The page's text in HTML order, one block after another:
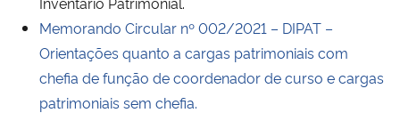
Memorando Circular nº 002/2021 – DIPAT –
Orientações quanto a cargas patrimoniais com
chefia de função de coordenador de curso e cargas
patrimoniais sem chefia.